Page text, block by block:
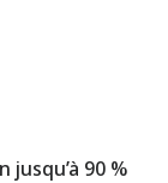
90 %